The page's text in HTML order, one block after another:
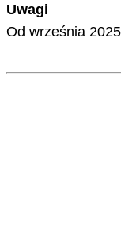
Uwagi
Od września